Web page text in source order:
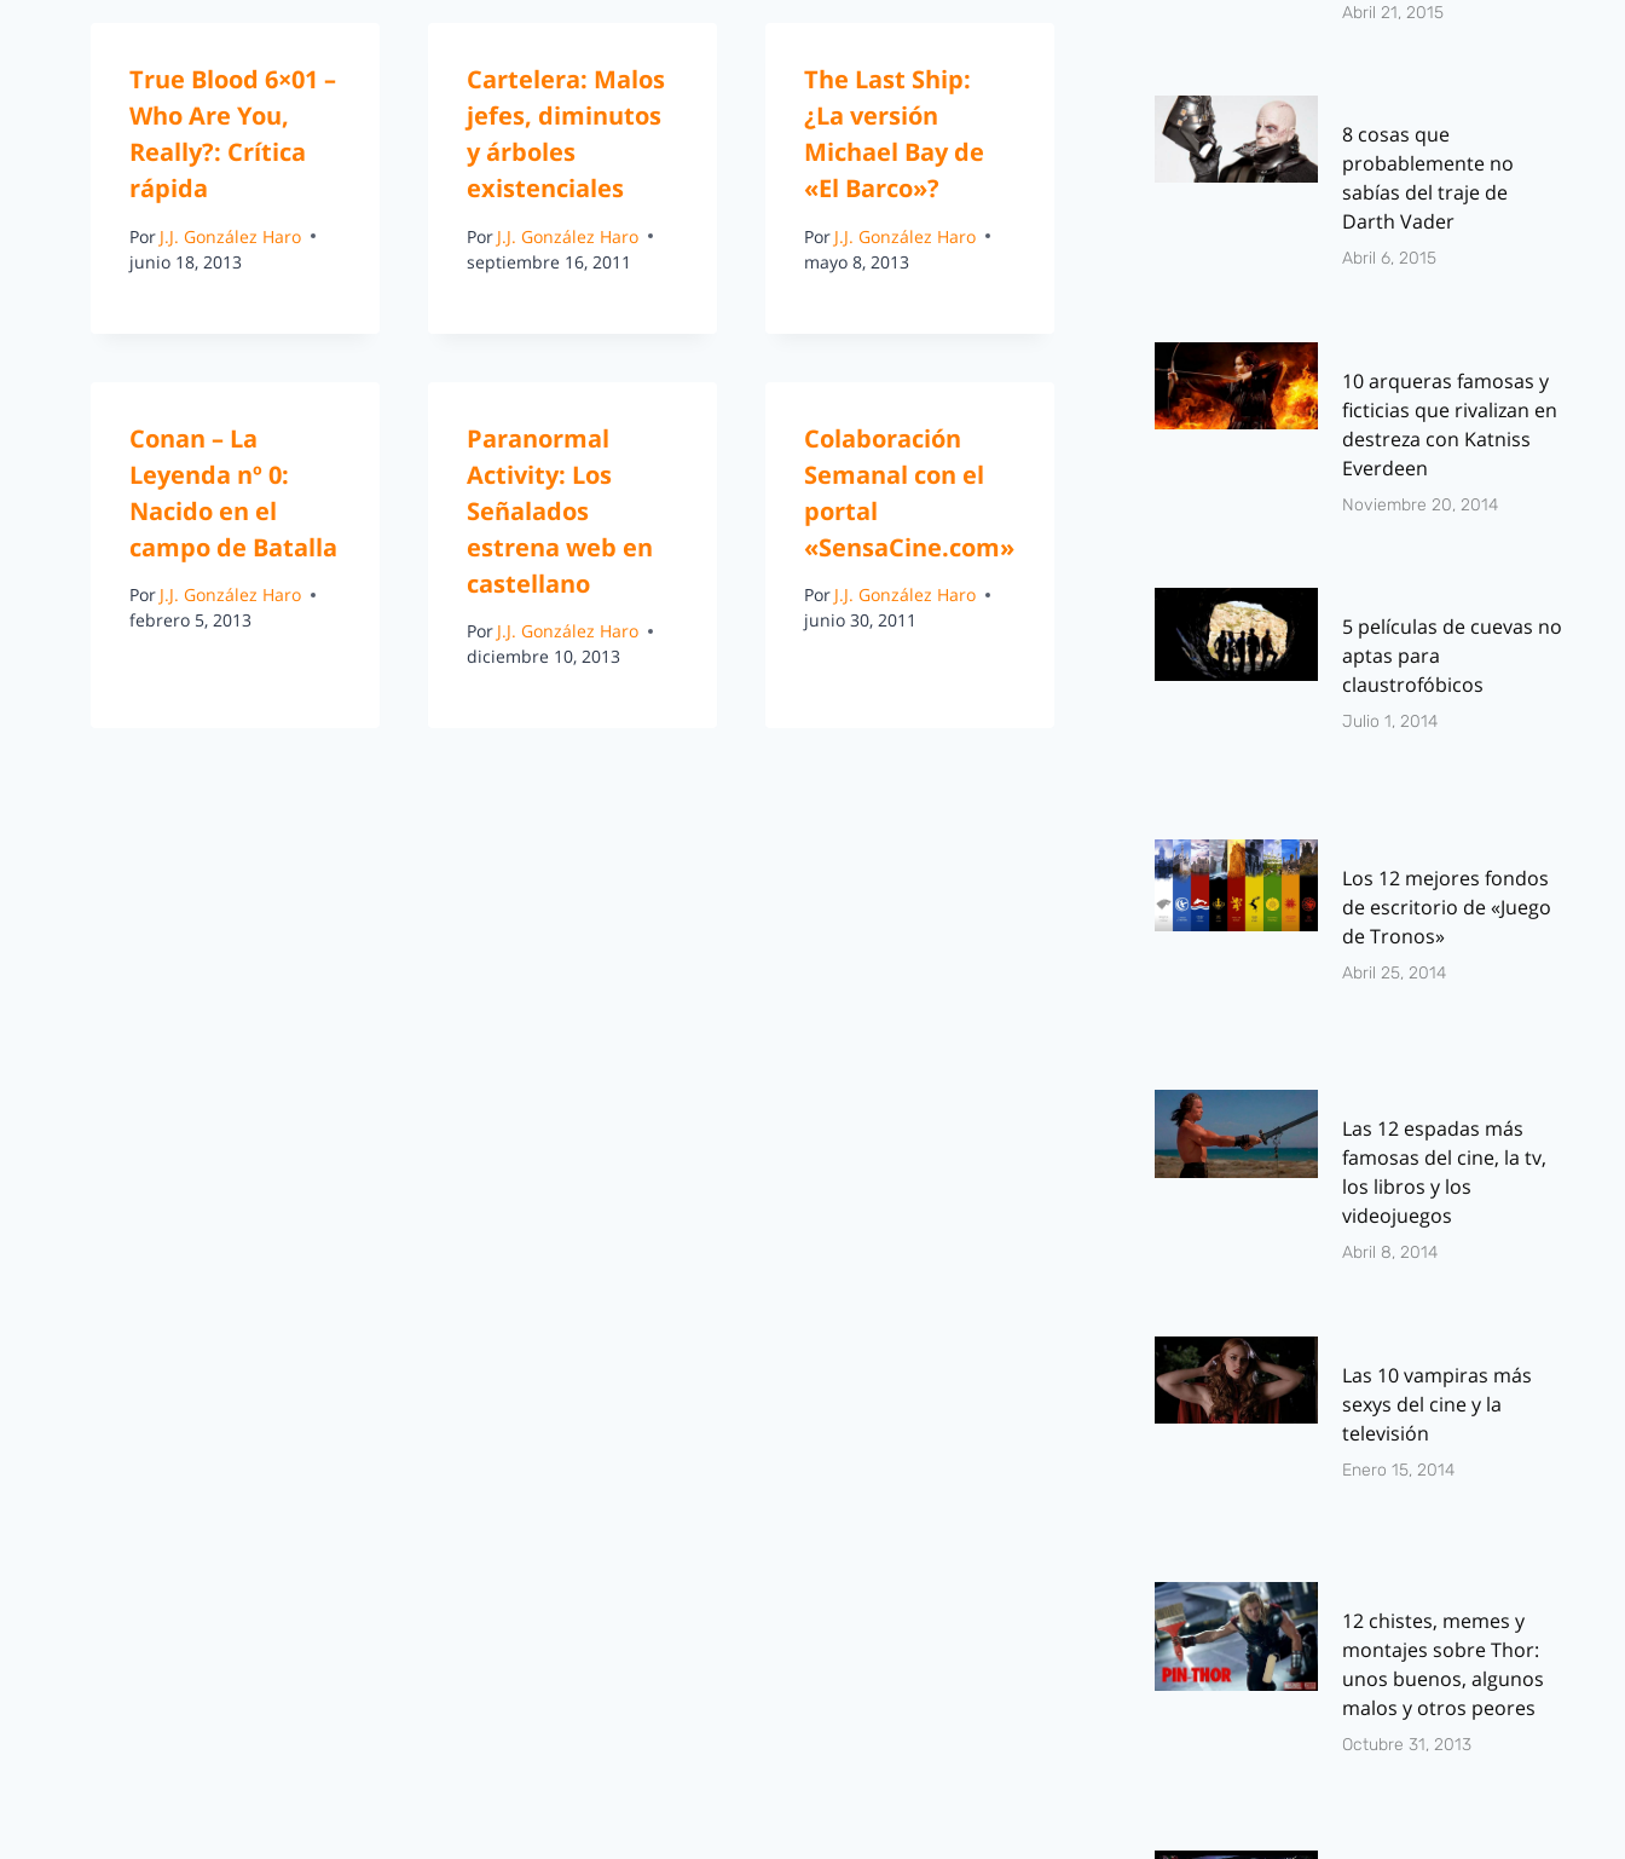
True Blood 6×01 –
Who Are You,
Really?: Crítica
rápida
Por J.J. González Haro
junio 18, 2013
Cartelera: Malos
jefes, diminutos
y árboles
existenciales
Por J.J. González Haro
septiembre 16, 2011
The Last Ship:
¿La versión
Michael Bay de
«El Barco»?
Por J.J. González Haro
mayo 8, 2013
Conan – La
Leyenda nº 0:
Nacido en el
campo de Batalla
Por J.J. González Haro
febrero 5, 2013
Paranormal
Activity: Los
Señalados
estrena web en
castellano
Por J.J. González Haro
diciembre 10, 2013
Colaboración
Semanal con el
portal
«SensaCine.com»
Por J.J. González Haro
junio 30, 2011
Abril 21, 2015
8 cosas que
probablemente no
sabías del traje de
Darth Vader
Abril 6, 2015
10 arqueras famosas y
ficticias que rivalizan en
destreza con Katniss
Everdeen
Noviembre 20, 2014
5 películas de cuevas no
aptas para
claustrofóbicos
Julio 1, 2014
Los 12 mejores fondos
de escritorio de «Juego
de Tronos»
Abril 25, 2014
Las 12 espadas más
famosas del cine, la tv,
los libros y los
videojuegos
Abril 8, 2014
Las 10 vampiras más
sexys del cine y la
televisión
Enero 15, 2014
12 chistes, memes y
montajes sobre Thor:
unos buenos, algunos
malos y otros peores
Octubre 31, 2013